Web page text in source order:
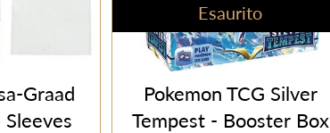
Graad
Esaurito
Pokemon TCG Silver
Tempest - Booster Box